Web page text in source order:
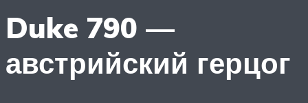
Duke 790 —
австрийский герцог